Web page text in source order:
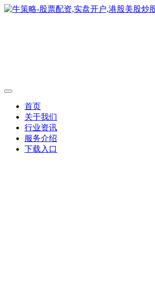
首页
关于我们
行业资讯
服务介绍
下载入口